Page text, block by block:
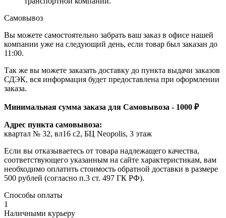
Самовывоз
Вы можете самостоятельно забрать ваш заказ в офисе нашей
компании уже на следующий день, если товар был заказан до
11:00.
Так же вы можете заказать доставку до пункта выдачи заказов
СДЭК, вся информация будет предоставлена при оформлении
заказа.
Минимальная сумма заказа для Самовывоза - 1000 ₽
Адрес пункта самовывоза:
квартал № 32, вл16 с2, БЦ Neopolis, 3 этаж
Если вы отказываетесь от товара надлежащего качества,
соответствующего указанным на сайте характеристикам, вам
необходимо оплатить стоимость обратной доставки в размере
500 рублей (согласно п.3 ст. 497 ГК РФ).
Способы оплаты
1
Наличными курьеру